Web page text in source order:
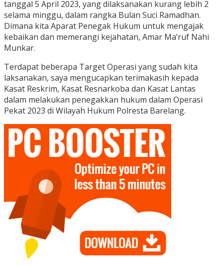
tanggal 5 April 2023, yang dilaksanakan kurang lebih 2
selama minggu, dalam rangka Bulan Suci Ramadhan.
Dimana kita Aparat Penegak Hukum untuk mengajak
kebaikan dan memerangi kejahatan, Amar Ma’ruf Nahi
Munkar.
Terdapat beberapa Target Operasi yang sudah kita
laksanakan, saya mengucapkan terimakasih kepada
Kasat Reskrim, Kasat Resnarkoba dan Kasat Lantas
dalam melakukan penegakkan hukum dalam Operasi
Pekat 2023 di Wilayah Hukum Polresta Barelang.